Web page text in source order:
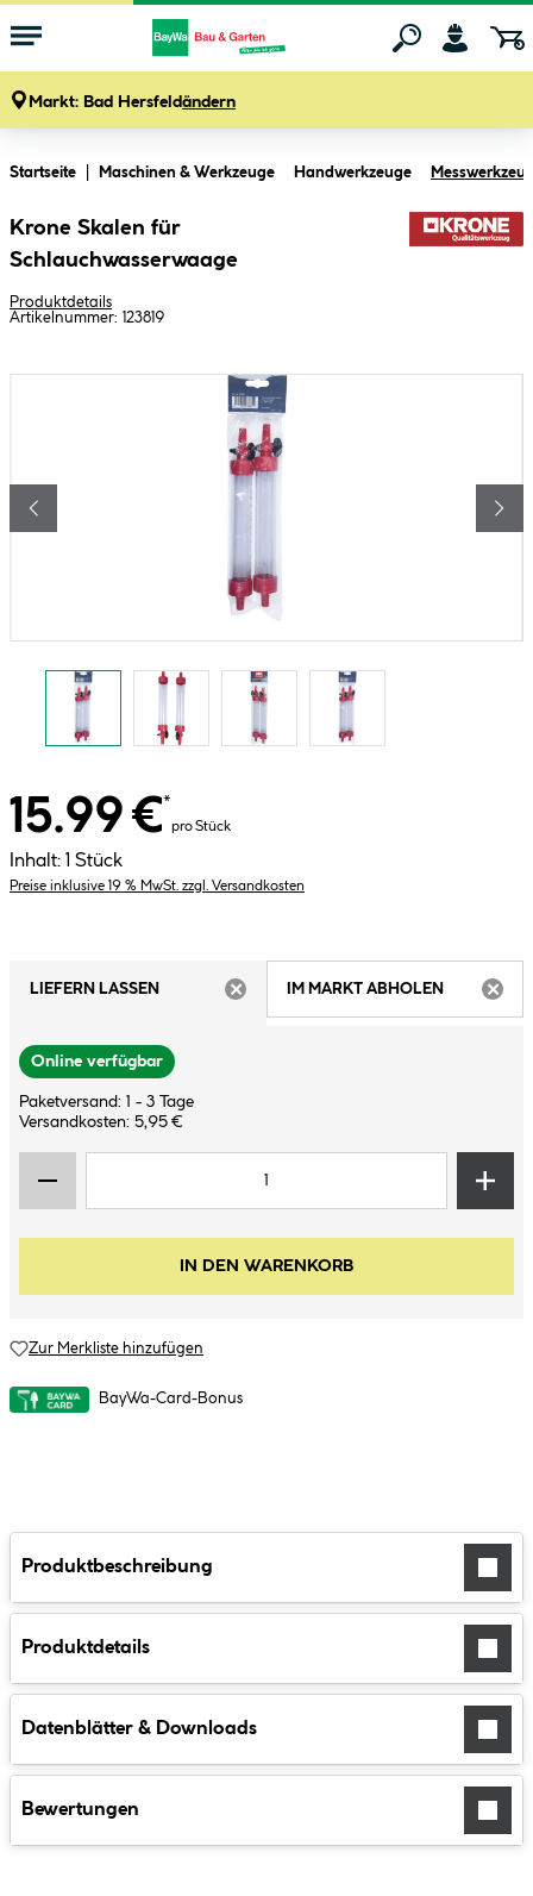
Markt: Bad Hersfeldändern
Startseite Maschinen & Werkzeuge Handwerkzeuge
Krone Skalen für
Schlauchwasserwaage
Produktdetails
Artikelnummer: 123819
15.99 €*
pro Stück
Inhalt: 1 Stück
Preise inklusive 19 % MwSt. zzgl. Versandkosten
LIEFERN LASSEN
IM MARKT ABHOLEN
Online verfügbar
Paketversand: 1 - 3 Tage
Versandkosten: 5,95 €
IN DEN WARENKORB
Zur Merkliste hinzufügen
BayWa-Card-Bonus
Produktbeschreibung
Produktdetails
Datenblätter & Downloads
Bewertungen